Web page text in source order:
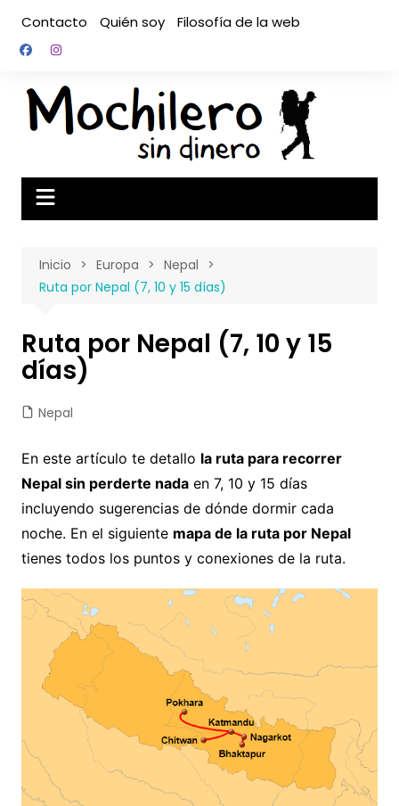
contenido
Contacto Quién soy Filosofía de la web
Inicio Europa
Nepal
Ruta por Nepal (7, 10 y 15 días)
Ruta por Nepal (7, 10 y 15
días)
Nepal
En este artículo te detallo la ruta para recorrer
Nepal sin perderte nadaen 7, 10 y 15 días
incluyendo sugerencias de dónde dormir cada
noche. En el siguiente mapa de la ruta por Nepal
tienes todos los puntos y conexiones de la ruta.